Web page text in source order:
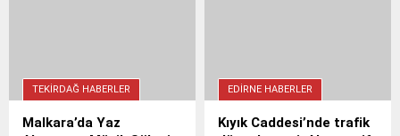
TEKIRDAĞ HABERLER
Malkara’da Yaz
EDIRNE HABERLER
Kıyık Caddesi’nde trafik